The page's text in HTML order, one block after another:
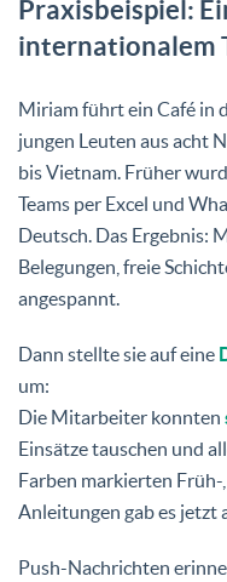
Praxisbeispiel:
internationalem
Miriam führt ein Café in
jungen Leuten aus acht
bis Vietnam. Früher
Teams per Excel und
Deutsch. Das Ergebnis:
Belegungen, freie
angespannt.
Dann stellte sie auf eine
um:
Die Mitarbeiter konnten
Einsätze tauschen und
Farben markierten Früh-
Anleitungen gab es jetzt
Push-Nachrichten